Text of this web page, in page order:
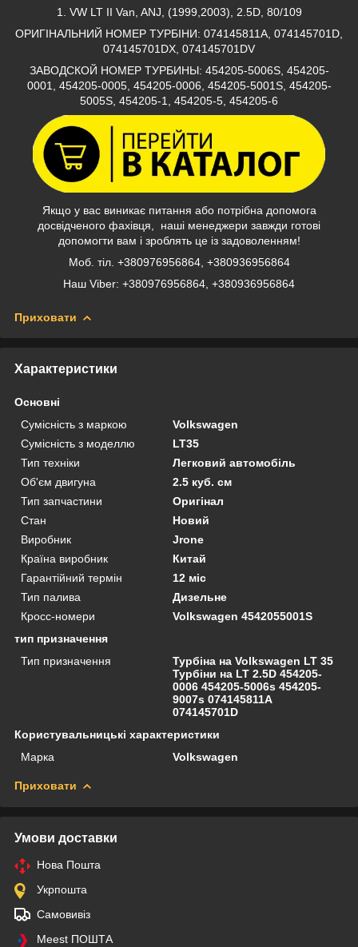
1. VW LT II Van, ANJ, (1999,2003), 2.5D, 80/109
ОРИГІНАЛЬНИЙ НОМЕР ТУРБІНИ: 074145811A, 074145701D,
074145701DX, 074145701DV
ЗАВОДСКОЙ НОМЕР ТУРБИНЫ: 454205-5006S, 454205-
0001, 454205-0005, 454205-0006, 454205-5001S, 454205-
5005S, 454205-1, 454205-5, 454205-6
Якщо у вас виникає питання або потрібна допомога
досвідченого фахівця, наші менеджери завжди готові
допомогти вам і зроблять це із задоволенням!
Моб. тіл. +380976956864, +380936956864
Наш Viber: +380976956864, +380936956864
Приховати
Характеристики
Основні
Сумісність з маркою
Volkswagen
Сумісність з моделлю
LT35
Тип техніки
Легковий автомобіль
Об'єм двигуна
2.5 куб. см
Тип запчастини
Оригінал
Стан
Новий
Виробник
Jrone
Країна виробник
Китай
Гарантійний термін
12 міс
Тип палива
Дизельне
Кросс-номери
Volkswagen 4542055001S
тип призначення
Тип призначення
Турбіна на Volkswagen LT 35
Турбіни на LT 2.5D 454205-
0006 454205-5006s 454205-
9007s 074145811A
074145701D
Користувальницькі характеристики
Марка
Volkswagen
Приховати
Умови доставки
Нова Пошта
Укрпошта
Самовивіз
Meest ПОШТА